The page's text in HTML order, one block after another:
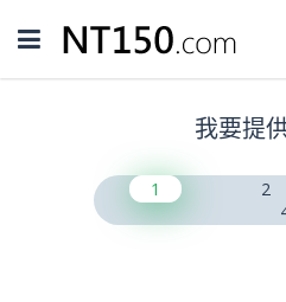
Toggle
navigation
我要提
1 2